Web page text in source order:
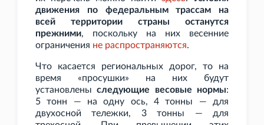
движения по федеральным трассам на
всей территории страны останутся
прежними, поскольку на них весенние
ограничения не распространяются.
Что касается региональных дорог, то на
время «просушки» на них будут
установленыследующие весовые нормы:
5
тонн — на одну ось, 4
тонны — для
двухосной тележки, 3
тонны — для